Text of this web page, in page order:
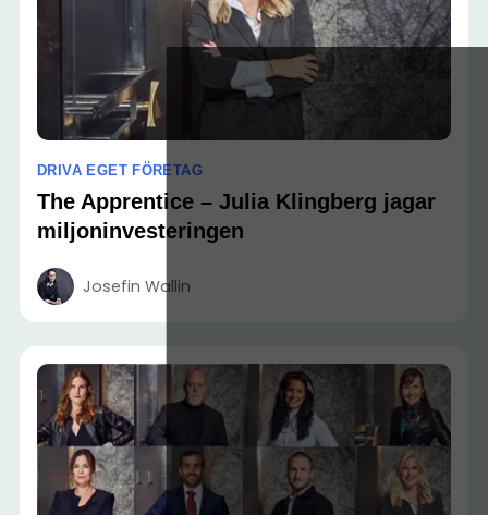
DRIVA EGET FÖRETAG
The Apprentice – Julia Klingberg jagar
miljoninvesteringen
Josefin Wallin